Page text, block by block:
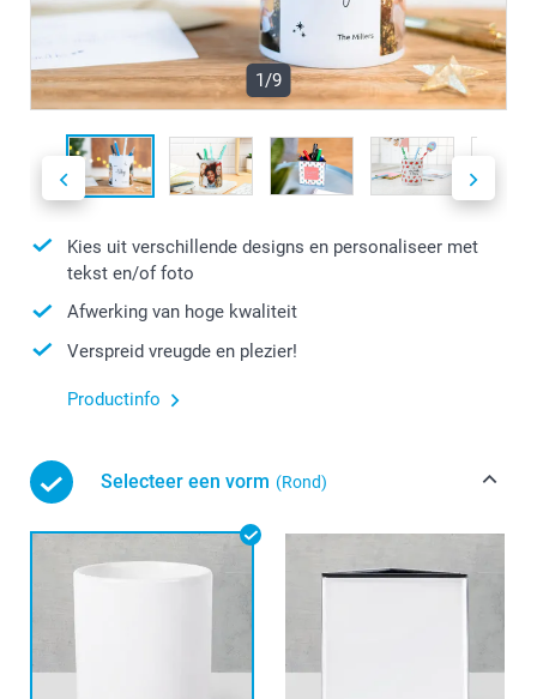
1/9
Kies uit verschillende designs en personaliseer met
tekst en/of foto
Afwerking van hoge kwaliteit
Verspreid vreugde en plezier!
Productinfo
Selecteer een vorm (Rond)